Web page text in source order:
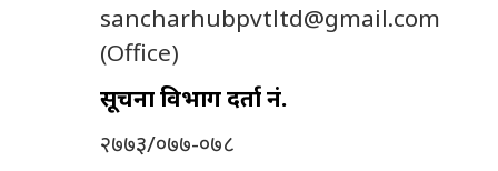
sancharhubpvtltd@gmail.com
(Office)
सूचना विभाग दर्ता नं.
२७७३/०७७-०७८